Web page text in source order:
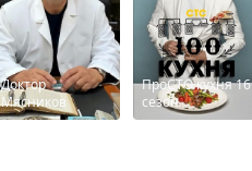
Доктор
Мясников
ПроСТО кухня 16
сезон